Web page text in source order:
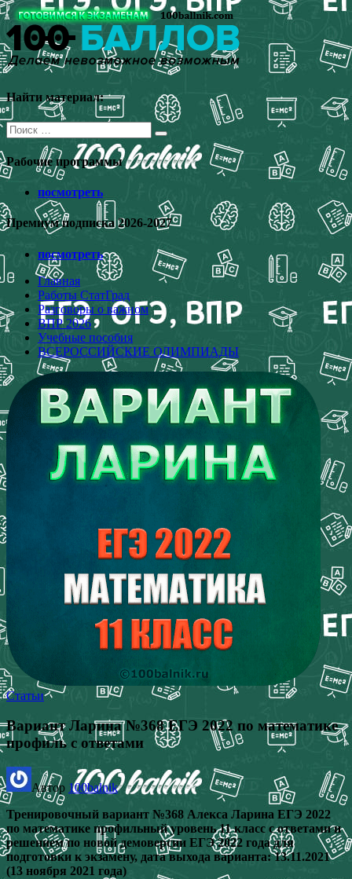
Перейти
к
содержимому
Найти материал:
Поиск
для:
Рабочие программы
посмотреть
Премиум подписка 2026-2027
посмотреть
Главная
Работы СтатГрад
Разговоры о важном
ВПР 2026
Учебные пособия
ВСЕРОССИЙСКИЕ ОЛИМПИАДЫ
Статьи
Вариант Ларина №368 ЕГЭ 2022 по математике
профиль с ответами
Автор 100balnik
Тренировочный вариант №368 Алекса Ларина ЕГЭ 2022
по математике профильный уровень 11 класс с ответами и
решением по новой демоверсии ЕГЭ 2022 года для
подготовки к экзамену, дата выхода варианта: 13.11.2021
(13 ноября 2021 года)